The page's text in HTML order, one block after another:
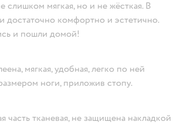
слишком мягкая, но и не жёсткая. В
достаточно комфортно и эстетично.
и пошли домой!
мягкая, удобная, легко по ней
ноги, приложив стопу.
часть тканевая, не защищена накладкой